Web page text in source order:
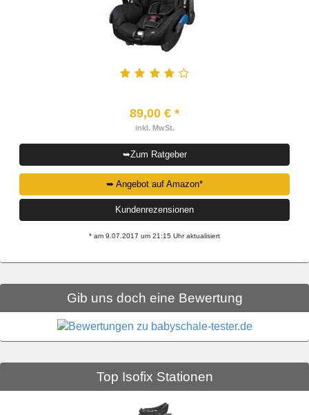
89,00 € *
inkl. MwSt.
➥Zum Ratgeber
➥ Angebot auf Amazon*
Kundenrezensionen
* am 9.07.2017 um 21:15 Uhr aktualisiert
Gib uns doch eine Bewertung
Top Isofix Stationen